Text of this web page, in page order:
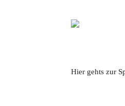
Hier gehts zur